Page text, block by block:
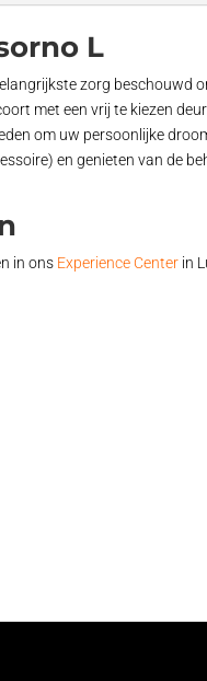
L
zorg beschouwd
met een vrij te kiezen
om uw persoonlijke
en genieten van de
in ons Experience Center in